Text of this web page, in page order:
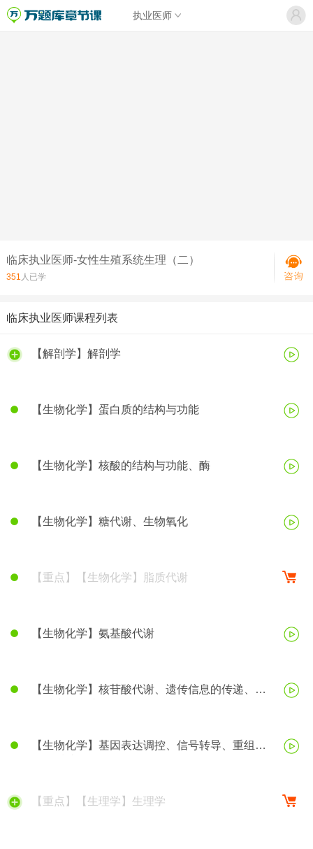
执业医师
临床执业医师-女性生殖系统生理（二）
351 人已学
临床执业医师课程列表
【解剖学】解剖学
【生物化学】蛋白质的结构与功能
【生物化学】核酸的结构与功能、酶
【生物化学】糖代谢、生物氧化
【重点】【生物化学】脂质代谢
【生物化学】氨基酸代谢
【生物化学】核苷酸代谢、遗传信息的传递、蛋
【生物化学】基因表达调控、信号转导、重组
【重点】【生理学】生理学